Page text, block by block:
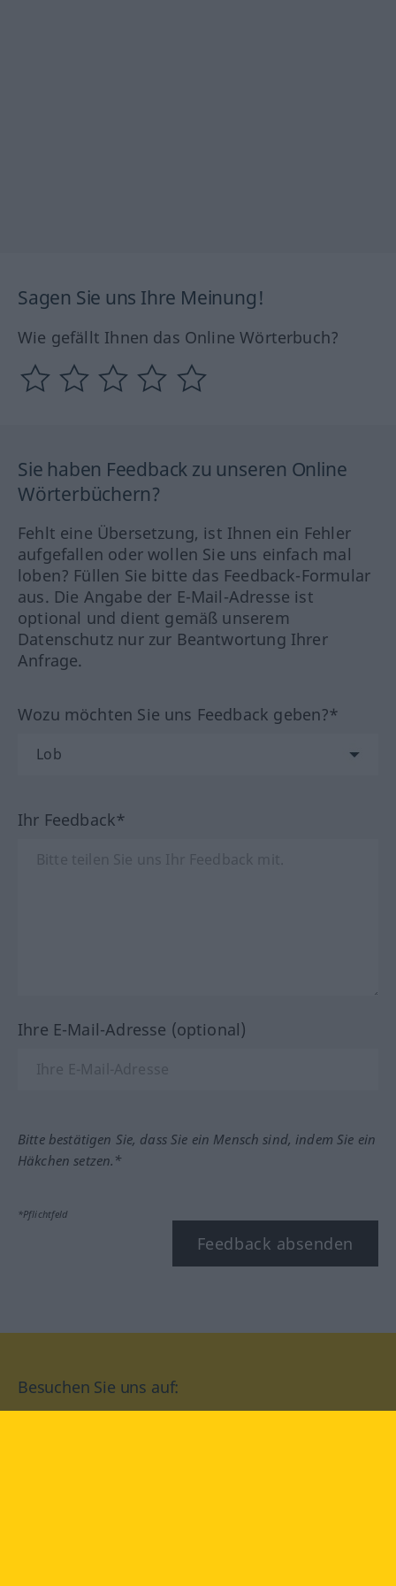
Sagen Sie uns Ihre Meinung!
Wie gefällt Ihnen das Online Wörterbuch?
Sie haben Feedback zu unseren Online
Wörterbüchern?
Fehlt eine Übersetzung, ist Ihnen ein Fehler
aufgefallen oder wollen Sie uns einfach mal
loben? Füllen Sie bitte das Feedback-Formular
aus. Die Angabe der E-Mail-Adresse ist
optional und dient gemäß unserem
Datenschutz nur zur Beantwortung Ihrer
Anfrage.
Wozu möchten Sie uns Feedback geben?*
Ihr Feedback*
Ihre E-Mail-Adresse (optional)
Bitte bestätigen Sie, dass Sie ein Mensch sind, indem Sie ein
Häkchen setzen.*
*Pflichtfeld
Feedback absenden
Besuchen Sie uns auf: